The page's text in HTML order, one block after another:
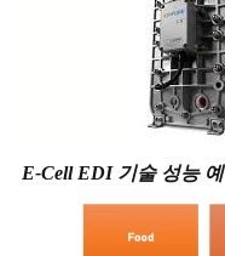
E-Cell EDI 기술 성능 예